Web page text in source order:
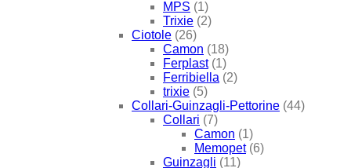
MPS (1)
Trixie (2)
Ciotole (26)
Camon (18)
Ferplast (1)
Ferribiella (2)
trixie (5)
Collari-Guinzagli-Pettorine (44)
Collari (7)
Camon (1)
Memopet (6)
Guinzagli (11)